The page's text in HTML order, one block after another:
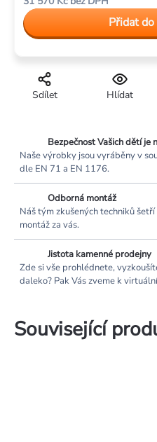
Hlídat
Sdílet
cena:
Přidat do
Bezpečnost Vašich dětí je
Naše výrobky jsou vyráběny v
dle EN 71 a EN 1176.
Odborná montáž
Náš tým zkušených techniků
montáž za vás.
Jistota kamenné prodejny
Zde si vše prohlédnete,
daleko? Pak Vás zveme k
Související